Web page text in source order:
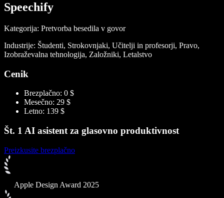
Speechify
Kategorija: Pretvorba besedila v govor
Industrije: Študenti, Strokovnjaki, Učitelji in profesorji, Pravo,
Izobraževalna tehnologija, Založniki, Letalstvo
Cenik
Brezplačno: 0 $
Mesečno: 29 $
Letno: 139 $
Št. 1 AI asistent za glasovno produktivnost
Preizkusite brezplačno
Apple Design Award 2025